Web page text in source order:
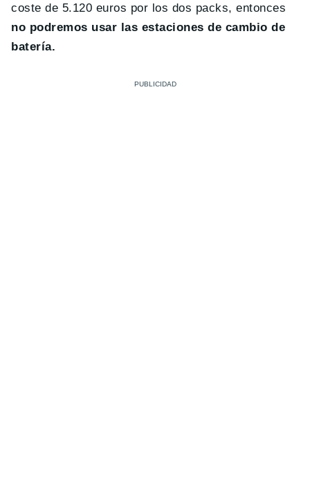
coste de 5.120 euros por los dos packs, entonces
no podremos usar las estaciones de cambio de
batería.